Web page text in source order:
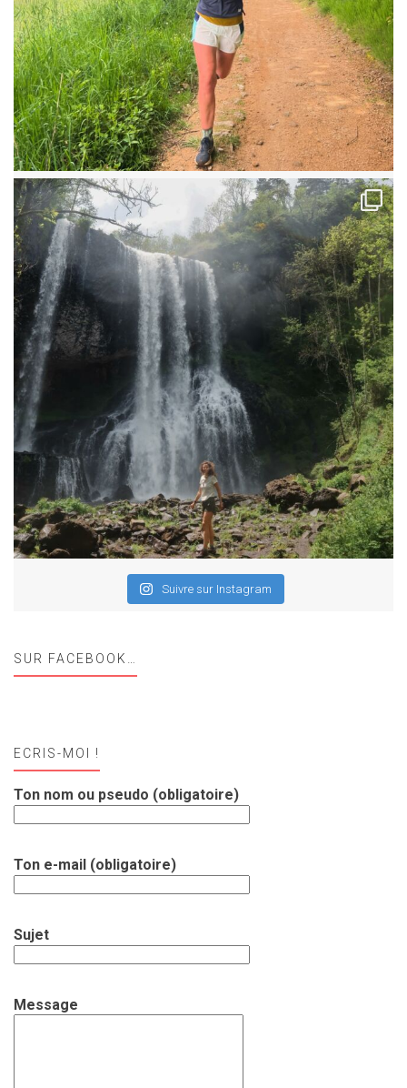
Suivre sur Instagram
SUR FACEBOOK…
ECRIS-MOI !
Ton nom ou pseudo (obligatoire)
Ton e-mail (obligatoire)
Sujet
Message